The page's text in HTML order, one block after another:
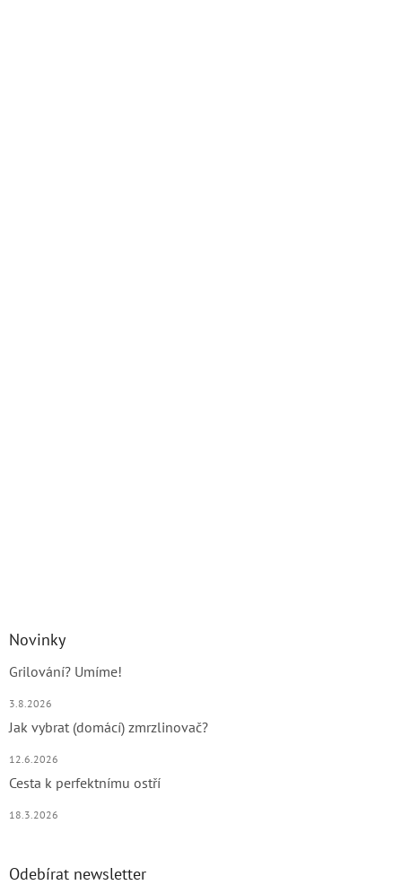
Novinky
Grilování? Umíme!
3.8.2026
Jak vybrat (domácí) zmrzlinovač?
12.6.2026
Cesta k perfektnímu ostří
18.3.2026
Odebírat newsletter